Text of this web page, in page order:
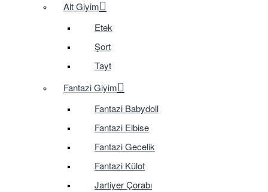
Alt Giyim
Etek
Şort
Tayt
Fantazi Giyim
Fantazi Babydoll
Fantazi Elbise
Fantazi Gecelik
Fantazi Külot
Jartiyer Çorabı